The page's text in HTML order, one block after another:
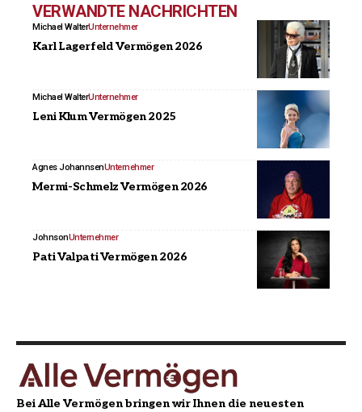
VERWANDTE NACHRICHTEN
Michael WalterUnternehmer
Karl Lagerfeld Vermögen 2026
Michael WalterUnternehmer
Leni Klum Vermögen 2025
Agnes JohannsenUnternehmer
Mermi-Schmelz Vermögen 2026
JohnsonUnternehmer
Pati Valpati Vermögen 2026
Bei Alle Vermögen bringen wir Ihnen die neuesten